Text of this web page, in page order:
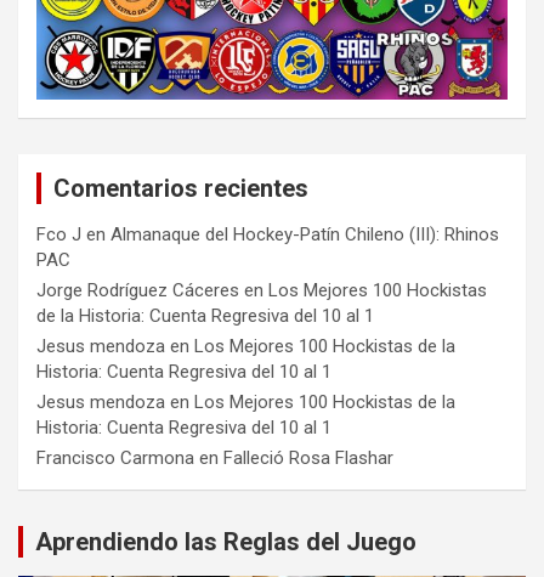
Comentarios recientes
Fco J en Almanaque del Hockey-Patín Chileno (III): Rhinos
PAC
Jorge Rodríguez Cáceres en Los Mejores 100 Hockistas
de la Historia: Cuenta Regresiva del 10 al 1
Jesus mendoza en Los Mejores 100 Hockistas de la
Historia: Cuenta Regresiva del 10 al 1
Jesus mendoza en Los Mejores 100 Hockistas de la
Historia: Cuenta Regresiva del 10 al 1
Francisco Carmona en Falleció Rosa Flashar
Aprendiendo las Reglas del Juego